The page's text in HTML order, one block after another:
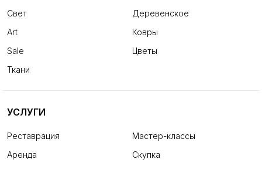
Свет
Деревенское
Art
Ковры
Sale
Цветы
Ткани
УСЛУГИ
Реставрация
Мастер-классы
Аренда
Скупка